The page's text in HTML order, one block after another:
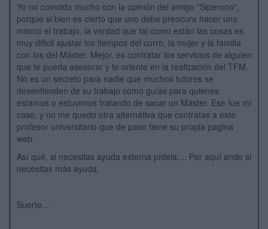
Yo no coincido mucho con la opinión del amigo "Siperono",
porque si bien es cierto que uno debe preocura hacer uno
mismo el trabajo, la verdad que tal como están las cosas es
muy dificil ajustar los tiempos del curro, la mujer y la familia
con los del Máster. Mejor, es contratar los servicios de alguien
que te pueda asesorar y te oriente en la realización del TFM.
No es un secreto para nadie que muchos tutores se
desentienden de su trabajo como guías para quienes
estamos o estuvimos tratando de sacar un Máster. Ese fue mi
caso, y no me quedo otra alternativa que contratas a este
profesor universitario que de paso tiene su propia pagina
web.
Así qué, si necesitas ayuda externa pídela.... Por aquí ando si
necesitas más ayuda.
Suerte...